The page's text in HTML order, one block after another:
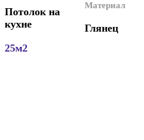
Потолок на
кухне
25м2
Материал
Глянец